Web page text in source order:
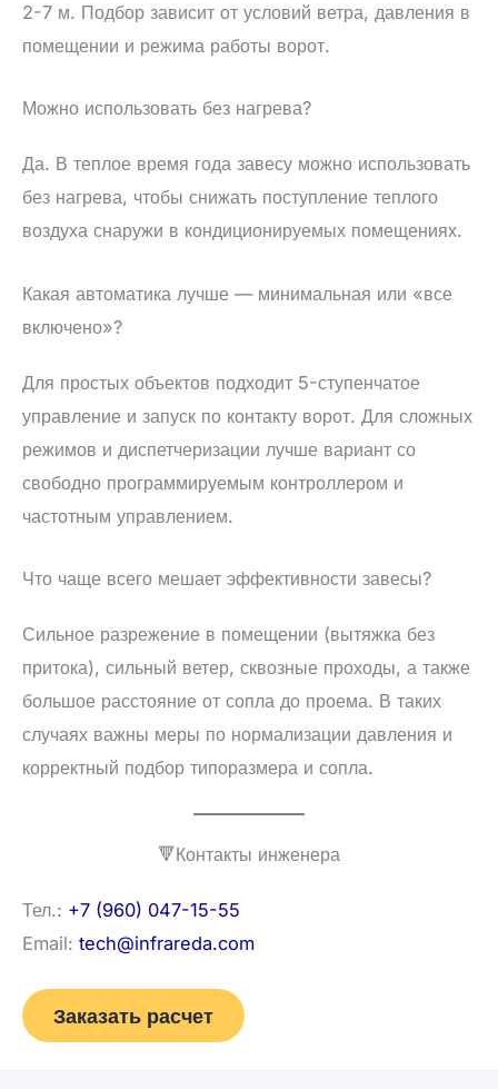
2-7 м. Подбор зависит от условий ветра, давления в
помещении и режима работы ворот.
Можно использовать без нагрева?
Да. В теплое время года завесу можно использовать
без нагрева, чтобы снижать поступление теплого
воздуха снаружи в кондиционируемых помещениях.
Какая автоматика лучше — минимальная или «все
включено»?
Для простых объектов подходит 5-ступенчатое
управление и запуск по контакту ворот. Для сложных
режимов и диспетчеризации лучше вариант со
свободно программируемым контроллером и
частотным управлением.
Что чаще всего мешает эффективности завесы?
Сильное разрежение в помещении (вытяжка без
притока), сильный ветер, сквозные проходы, а также
большое расстояние от сопла до проема. В таких
случаях важны меры по нормализации давления и
корректный подбор типоразмера и сопла.
🔻Контакты инженера
Тел.: +7 (960) 047-15-55
Email: tech@infrareda.com
Заказать расчет